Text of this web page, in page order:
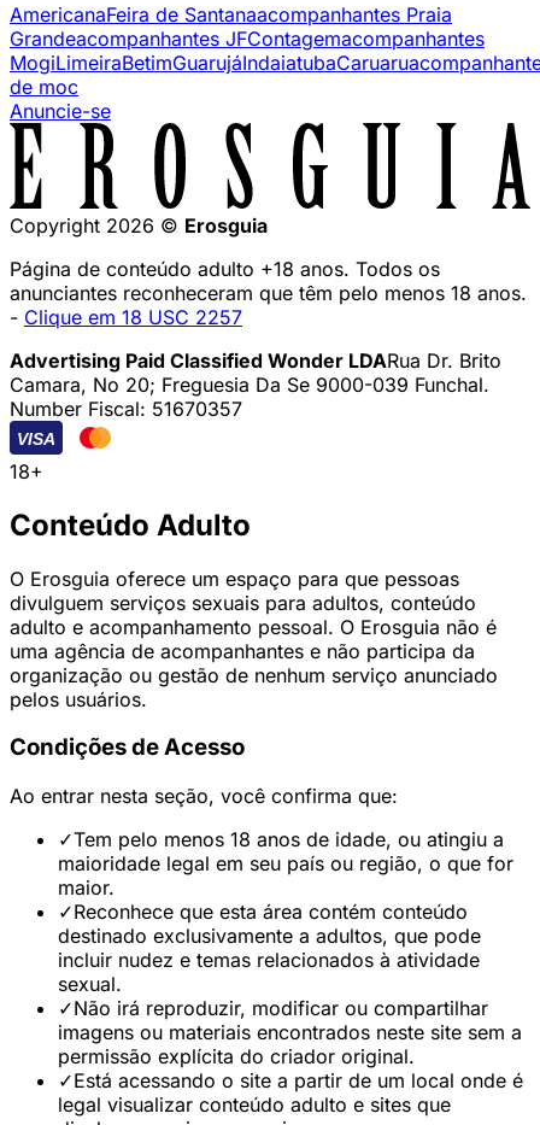
AmericanaFeira de Santanaacompanhantes Praia
Grandeacompanhantes JFContagemacompanhantes
MogiLimeiraBetimGuarujáIndaiatubaCaruaru
de moc
Anuncie-se
Copyright 2026 © Erosguia
Página de conteúdo adulto +18 anos. Todos os
anunciantes reconheceram que têm pelo menos 18 anos.
- Clique em 18 USC 2257
Advertising Paid Classified Wonder LDARua Dr. Brito
Camara, No 20; Freguesia Da Se 9000-039 Funchal.
Number Fiscal: 51670357
VISA
18+
Conteúdo Adulto
O Erosguia oferece um espaço para que pessoas
divulguem serviços sexuais para adultos, conteúdo
adulto e acompanhamento pessoal. O Erosguia não é
uma agência de acompanhantes e não participa da
organização ou gestão de nenhum serviço anunciado
pelos usuários.
Condições de Acesso
Ao entrar nesta seção, você confirma que:
✓Tem pelo menos 18 anos de idade, ou atingiu a
maioridade legal em seu país ou região, o que for
maior.
✓Reconhece que esta área contém conteúdo
destinado exclusivamente a adultos, que pode
incluir nudez e temas relacionados à atividade
sexual.
✓Não irá reproduzir, modificar ou compartilhar
imagens ou materiais encontrados neste site sem a
permissão explícita do criador original.
✓Está acessando o site a partir de um local onde é
legal visualizar conteúdo adulto e sites que